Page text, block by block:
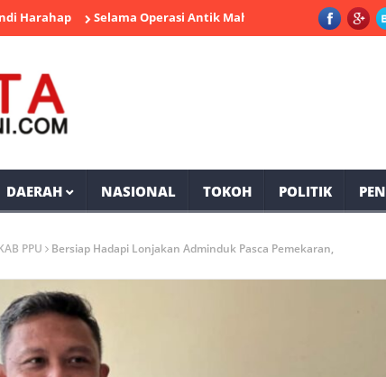
Selama Operasi Antik Mahakam 2026 Polres PPU Ungkap
DAERAH NASIONAL TOKOH POLITIK
PPU
Bersiap Hadapi Lonjakan Adminduk Pasca Pemekaran,